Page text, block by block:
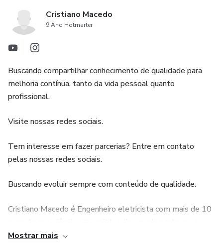
Cristiano Macedo
9 Ano Hotmarter
Buscando compartilhar conhecimento de qualidade para
melhoria contínua, tanto da vida pessoal quanto
profissional.
Visite nossas redes sociais.
Tem interesse em fazer parcerias? Entre em contato
pelas nossas redes sociais.
Buscando evoluir sempre com conteúdo de qualidade.
Cristiano Macedo é Engenheiro eletricista com mais de 10
perfil disruptivo sempre em busca de novidades para inovar
Mostrar mais